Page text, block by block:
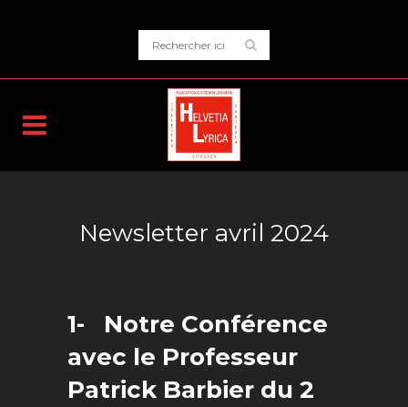
Newsletter avril 2024
1- Notre Conférence
avec le Professeur
Patrick Barbier du 2